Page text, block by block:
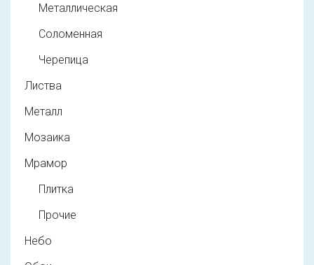
Металлическая
Соломенная
Черепица
Листва
Металл
Мозаика
Мрамор
Плитка
Прочие
Небо